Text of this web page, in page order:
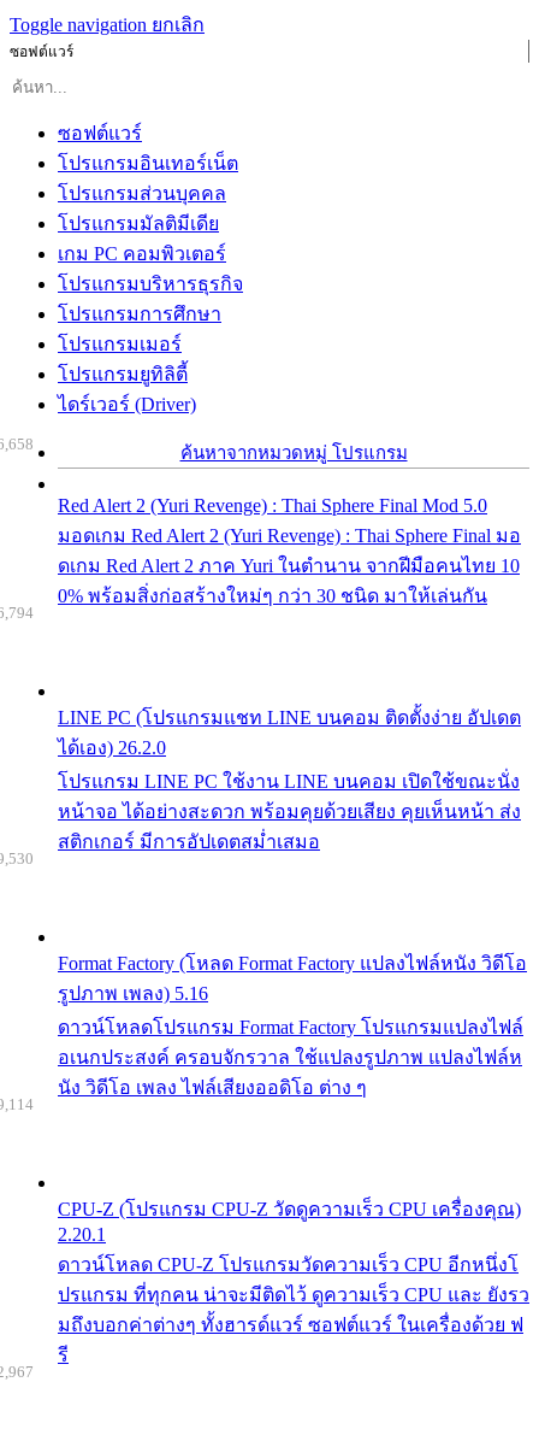
Toggle navigation ยกเลิก
ซอฟต์แวร์
ซอฟต์แวร์
โปรแกรมอินเทอร์เน็ต
โปรแกรมส่วนบุคคล
โปรแกรมมัลติมีเดีย
เกม PC คอมพิวเตอร์
โปรแกรมบริหารธุรกิจ
โปรแกรมการศึกษา
โปรแกรมเมอร์
โปรแกรมยูทิลิตี้
ไดร์เวอร์ (Driver)
ค้นหาจากหมวดหมู่ โปรแกรม
Red Alert 2 (Yuri Revenge) : Thai Sphere Final Mod 5.0
มอดเกม Red Alert 2 (Yuri Revenge) : Thai Sphere Final มอ
ดเกม Red Alert 2 ภาค Yuri ในตำนาน จากฝีมือคนไทย 10
0% พร้อมสิ่งก่อสร้างใหม่ๆ กว่า 30 ชนิด มาให้เล่นกัน
LINE PC (โปรแกรมแชท LINE บนคอม ติดตั้งง่าย อัปเดต
ได้เอง) 26.2.0
โปรแกรม LINE PC ใช้งาน LINE บนคอม เปิดใช้ขณะนั่ง
หน้าจอ ได้อย่างสะดวก พร้อมคุยด้วยเสียง คุยเห็นหน้า ส่ง
สติกเกอร์ มีการอัปเดตสม่ำเสมอ
Format Factory (โหลด Format Factory แปลงไฟล์หนัง วิดีโอ
รูปภาพ เพลง) 5.16
ดาวน์โหลดโปรแกรม Format Factory โปรแกรมแปลงไฟล์
อเนกประสงค์ ครอบจักรวาล ใช้แปลงรูปภาพ แปลงไฟล์ห
นัง วิดีโอ เพลง ไฟล์เสียงออดิโอ ต่าง ๆ
CPU-Z (โปรแกรม CPU-Z วัดดูความเร็ว CPU เครื่องคุณ)
2.20.1
ดาวน์โหลด CPU-Z โปรแกรมวัดความเร็ว CPU อีกหนึ่งโ
ปรแกรม ที่ทุกคน น่าจะมีติดไว้ ดูความเร็ว CPU และ ยังรว
มถึงบอกค่าต่างๆ ทั้งฮารด์แวร์ ซอฟต์แวร์ ในเครื่องด้วย ฟ
รี